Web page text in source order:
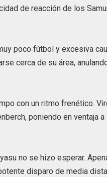
de reacción de los
poco fútbol y excesiva
cerca de su área,
con un ritmo frenético.
poniendo en ventaja
no se hizo esperar.
disparo de media